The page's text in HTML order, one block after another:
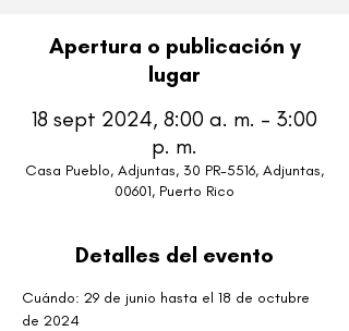
Apertura o publicación y
lugar
18 sept 2024, 8:00 a. m. – 3:00
p. m.
Casa Pueblo, Adjuntas, 30 PR-5516, Adjuntas,
00601, Puerto Rico
Detalles del evento
Cuándo: 29 de junio hasta el 18 de octubre
de 2024